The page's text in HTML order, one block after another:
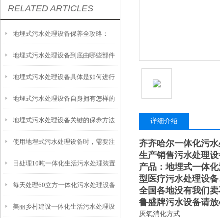
RELATED ARTICLES
地埋式污水处理设备保养全攻略：
让“地下卫士”持续高效运转
地埋式污水处理设备到底由哪些部件
撑起？核心结构一文拆解
地埋式污水处理设备具体是如何进行
安装的呢？
地埋式污水处理设备自身拥有怎样的
特点呢？
地埋式污水处理设备关键的保养方法
使用地埋式污水处理设备时，需要注
意以下事项
日处理10吨一体化生活污水处理装置
每天处理60立方一体化污水处理设备
美丽乡村建设一体化生活污水处理设
详细介绍
齐齐哈尔一体化污
生产销售污水处理
产品：地埋式一体
型医疗污水处理设
全国各地没有我们
鲁盛牌污水设备请
厌氧消化方式